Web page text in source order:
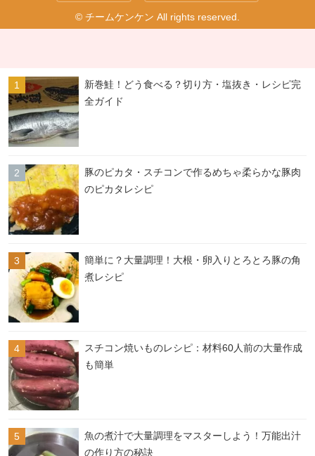
© チームケンケン All rights reserved.
新巻鮭！どう食べる？切り方・塩抜き・レシピ完
全ガイド
豚のピカタ・スチコンで作るめちゃ柔らかな豚肉
のピカタレシピ
簡単に？大量調理！大根・卵入りとろとろ豚の角
煮レシピ
スチコン焼いものレシピ：材料60人前の大量作成
も簡単
魚の煮汁で大量調理をマスターしよう！万能出汁
の作り方の秘訣